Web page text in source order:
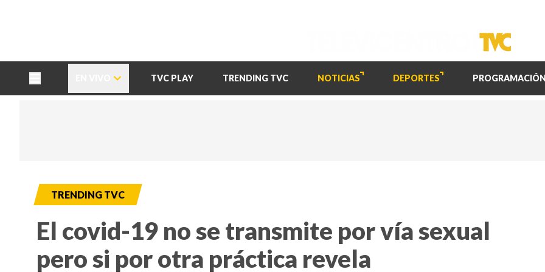
TVC PLAY TRENDING TVC NOTICIAS DEPORTES PROGRAMACIÓN
TRENDING TVC
El covid-19 no se transmite por vía sexual
pero si por otra práctica revela